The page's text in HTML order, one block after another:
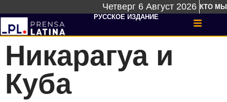
Четверг 6 Август 2026 КТО МЫ
РУССКОЕ ИЗДАНИЕ
Никарагуа и
Куба